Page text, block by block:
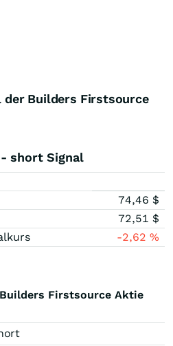
Builders Firstsource
short Signal
74,46 $
72,51 $
-2,62 %
Firstsource Aktie